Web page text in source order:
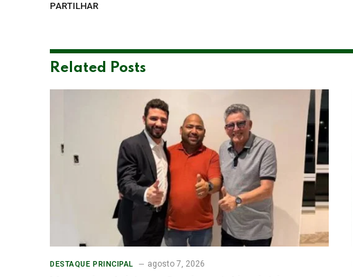
PARTILHAR
Related Posts
DESTAQUE PRINCIPAL agosto 7, 2026